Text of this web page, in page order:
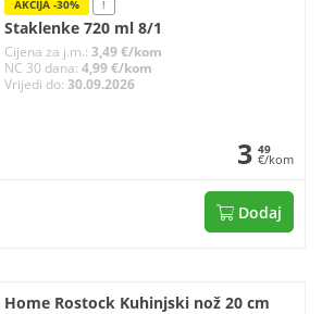
AKCIJA -30% !
Staklenke 720 ml 8/1
Cijena za j.m.: 3,49 €/kom
NC 30 dana: 4,99 €/kom
Vrijedi do: 30.09.2026
3 49
€/kom
Dodaj
Home Rostock Kuhinjski nož 20 cm